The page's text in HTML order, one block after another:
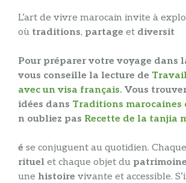
L’art de vivre marocain invite à
où traditions, partage et diversit
Pour préparer votre voyage dans
vous conseille la lecture de
avec un visa français. Vous
idées dans Traditions marocaines
n oubliez pas Recette de la tanjia
é se conjuguent au quotidien.
rituel et chaque objet du patrimoine
une histoire vivante et accessible.